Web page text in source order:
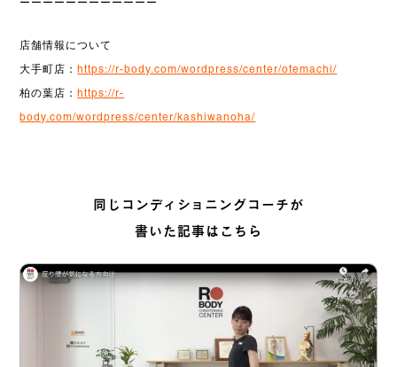
ーーーーーーーーーーーー
店舗情報について
大手町店： https://r-body.com/wordpress/center/otemachi/
柏の葉店： https://r-
body.com/wordpress/center/kashiwanoha/
同じコンディショニングコーチが
書いた記事はこちら